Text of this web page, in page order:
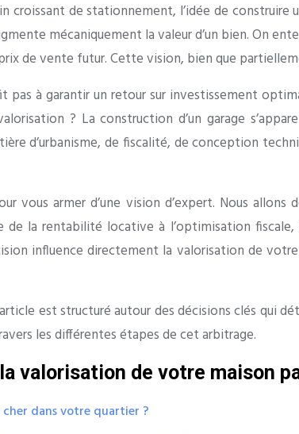
croissant de stationnement, l’idée de
mécaniquement la valeur d’un bien. On
de vente futur. Cette vision, bien que
à garantir un retour sur investissement
? La construction d’un garage
d’urbanisme, de fiscalité, de conception
vous armer d’une vision d’expert. Nous
la rentabilité locative à l’optimisation
influence directement la valorisation de
est structuré autour des décisions clés qui
les différentes étapes de cet arbitrage.
valorisation de votre maison
dans votre quartier ?